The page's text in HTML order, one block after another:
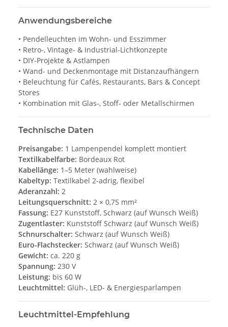
Anwendungsbereiche
• Pendelleuchten im Wohn- und Esszimmer
• Retro-, Vintage- & Industrial-Lichtkonzepte
• DIY-Projekte & Astlampen
• Wand- und Deckenmontage mit Distanzaufhängern
• Beleuchtung für Cafés, Restaurants, Bars & Concept
Stores
• Kombination mit Glas-, Stoff- oder Metallschirmen
Technische Daten
Preisangabe: 1 Lampenpendel komplett montiert
Textilkabelfarbe: Bordeaux Rot
Kabellänge: 1–5 Meter (wahlweise)
Kabeltyp: Textilkabel 2-adrig, flexibel
Aderanzahl: 2
Leitungsquerschnitt: 2 × 0,75 mm²
Fassung: E27 Kunststoff, Schwarz (auf Wunsch Weiß)
Zugentlaster: Kunststoff Schwarz (auf Wunsch Weiß)
Schnurschalter: Schwarz (auf Wunsch Weiß)
Euro-Flachstecker: Schwarz (auf Wunsch Weiß)
Gewicht: ca. 220 g
Spannung: 230 V
Leistung: bis 60 W
Leuchtmittel: Glüh-, LED- & Energiesparlampen
Leuchtmittel-Empfehlung